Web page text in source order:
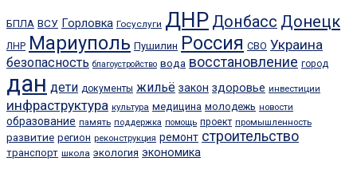
БПЛА ВСУ Горловка Госуслуги ДНР Донбасс Донецк
ЛНР Мариуполь Пушилин Россия СВО Украина
безопасность благоустройство вода восстановление город
дан дети документы жильё закон здоровье инвестиции
инфраструктура культура медицина молодежь новости
образование память поддержка помощь проект промышленность
развитие регион реконструкция ремонт строительство
транспорт школа экология экономика